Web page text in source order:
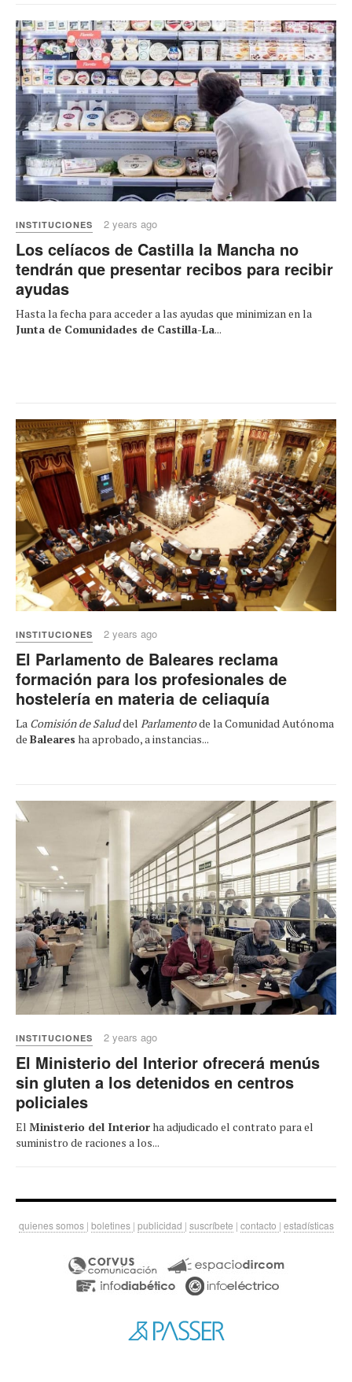
INSTITUCIONES 2 years ago
Los celíacos de Castilla la Mancha no
tendrán que presentar recibos para recibir
ayudas
Hasta la fecha para acceder a las ayudas que minimizan en la
Junta de Comunidades de Castilla-La...
INSTITUCIONES 2 years ago
El Parlamento de Baleares reclama
formación para los profesionales de
hostelería en materia de celiaquía
La Comisión de Saluddel Parlamentode la Comunidad Autónoma
de Baleares ha aprobado, a instancias...
INSTITUCIONES 2 years ago
El Ministerio del Interior ofrecerá menús
sin gluten a los detenidos en centros
policiales
El Ministerio del Interiorha adjudicado el contrato para el
suministro de raciones a los...
quienes somos | boletines | publicidad | suscríbete | contacto | estadísticas